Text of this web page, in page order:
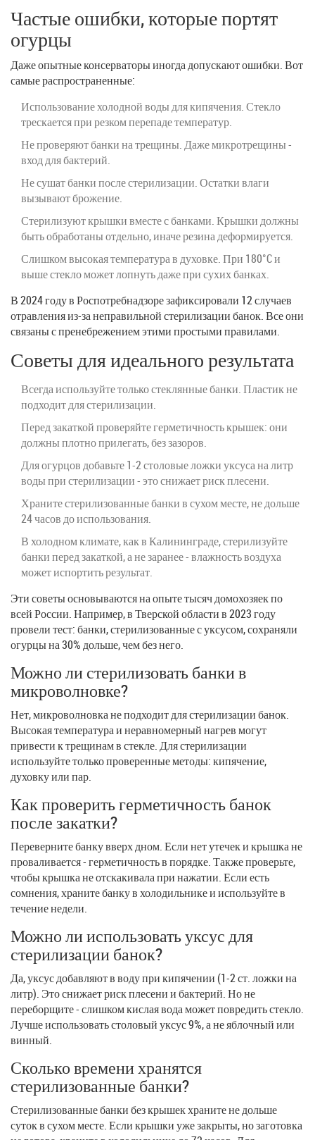
Частые ошибки, которые портят
огурцы
Даже опытные консерваторы иногда допускают ошибки. Вот
самые распространенные:
Использование холодной воды для кипячения. Стекло
трескается при резком перепаде температур.
Не проверяют банки на трещины. Даже микротрещины -
вход для бактерий.
Не сушат банки после стерилизации. Остатки влаги
вызывают брожение.
Стерилизуют крышки вместе с банками. Крышки должны
быть обработаны отдельно, иначе резина деформируется.
Слишком высокая температура в духовке. При 180°C и
выше стекло может лопнуть даже при сухих банках.
В 2024 году в Роспотребнадзоре зафиксировали 12 случаев
отравления из-за неправильной стерилизации банок. Все они
связаны с пренебрежением этими простыми правилами.
Советы для идеального результата
Всегда используйте только стеклянные банки. Пластик не
подходит для стерилизации.
Перед закаткой проверяйте герметичность крышек: они
должны плотно прилегать, без зазоров.
Для огурцов добавьте 1-2 столовые ложки уксуса на литр
воды при стерилизации - это снижает риск плесени.
Храните стерилизованные банки в сухом месте, не дольше
24 часов до использования.
В холодном климате, как в Калининграде, стерилизуйте
банки перед закаткой, а не заранее - влажность воздуха
может испортить результат.
Эти советы основываются на опыте тысяч домохозяек по
всей России. Например, в Тверской области в 2023 году
провели тест: банки, стерилизованные с уксусом, сохраняли
огурцы на 30% дольше, чем без него.
Можно ли стерилизовать банки в
микроволновке?
Нет, микроволновка не подходит для стерилизации банок.
Высокая температура и неравномерный нагрев могут
привести к трещинам в стекле. Для стерилизации
используйте только проверенные методы: кипячение,
духовку или пар.
Как проверить герметичность банок
после закатки?
Переверните банку вверх дном. Если нет утечек и крышка не
проваливается - герметичность в порядке. Также проверьте,
чтобы крышка не отскакивала при нажатии. Если есть
сомнения, храните банку в холодильнике и используйте в
течение недели.
Можно ли использовать уксус для
стерилизации банок?
Да, уксус добавляют в воду при кипячении (1-2 ст. ложки на
литр). Это снижает риск плесени и бактерий. Но не
переборщите - слишком кислая вода может повредить стекло.
Лучше использовать столовый уксус 9%, а не яблочный или
винный.
Сколько времени хранятся
стерилизованные банки?
Стерилизованные банки без крышек храните не дольше
суток в сухом месте. Если крышки уже закрыты, но заготовка